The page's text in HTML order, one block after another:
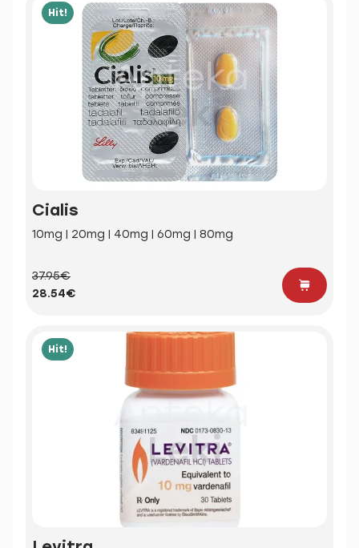
Hit!
Cialis
10mg | 20mg | 40mg | 60mg | 80mg
37.95€
28.54€
Hit!